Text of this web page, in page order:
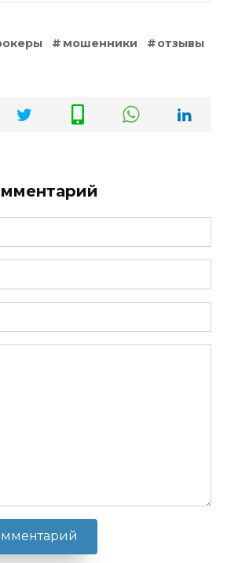
мошенники
отзывы